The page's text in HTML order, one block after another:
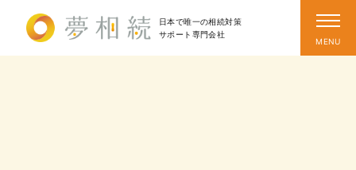
日本で唯一の相続対策
サポート 専門会社